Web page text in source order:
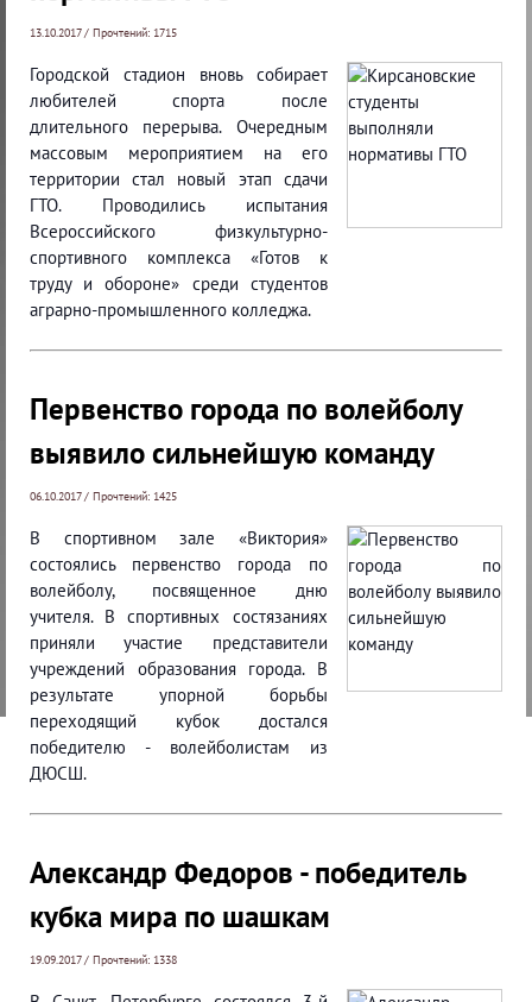
13.10.2017 / Прочтений: 1715
Городской стадион вновь собирает
любителей спорта после
длительного перерыва. Очередным
массовым мероприятием на его
территории стал новый этап сдачи
ГТО. Проводились испытания
Всероссийского физкультурно-
спортивного комплекса «Готов к
труду и обороне» среди студентов
аграрно-промышленного колледжа.
Первенство города по волейболу
выявило сильнейшую команду
06.10.2017 / Прочтений: 1425
В спортивном зале «Виктория»
состоялись первенство города по
волейболу, посвященное дню
учителя. В спортивных состязаниях
приняли участие представители
учреждений образования города. В
результате упорной борьбы
переходящий кубок достался
победителю - волейболистам из
ДЮСШ.
Александр Федоров - победитель
кубка мира по шашкам
19.09.2017 / Прочтений: 1338